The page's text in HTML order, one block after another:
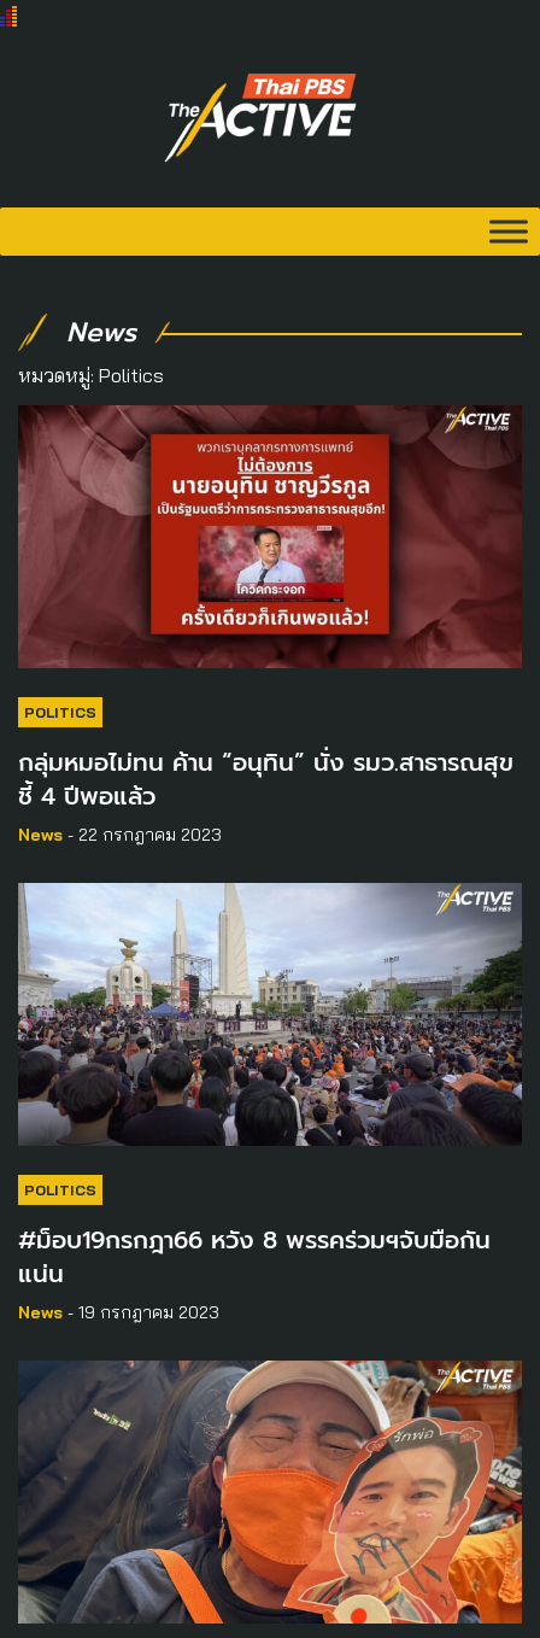
News
หมวดหมู่: Politics
POLITICS
กลุ่มหมอไม่ทน ค้าน “อนุทิน”​ นั่ง รมว.สาธารณสุข
ชี้ 4 ปีพอแล้ว
News - 22 กรกฎาคม 2023
POLITICS
#ม็อบ19กรกฎา66 หวัง 8 พรรคร่วมฯจับมือกัน
แน่น
News - 19 กรกฎาคม 2023